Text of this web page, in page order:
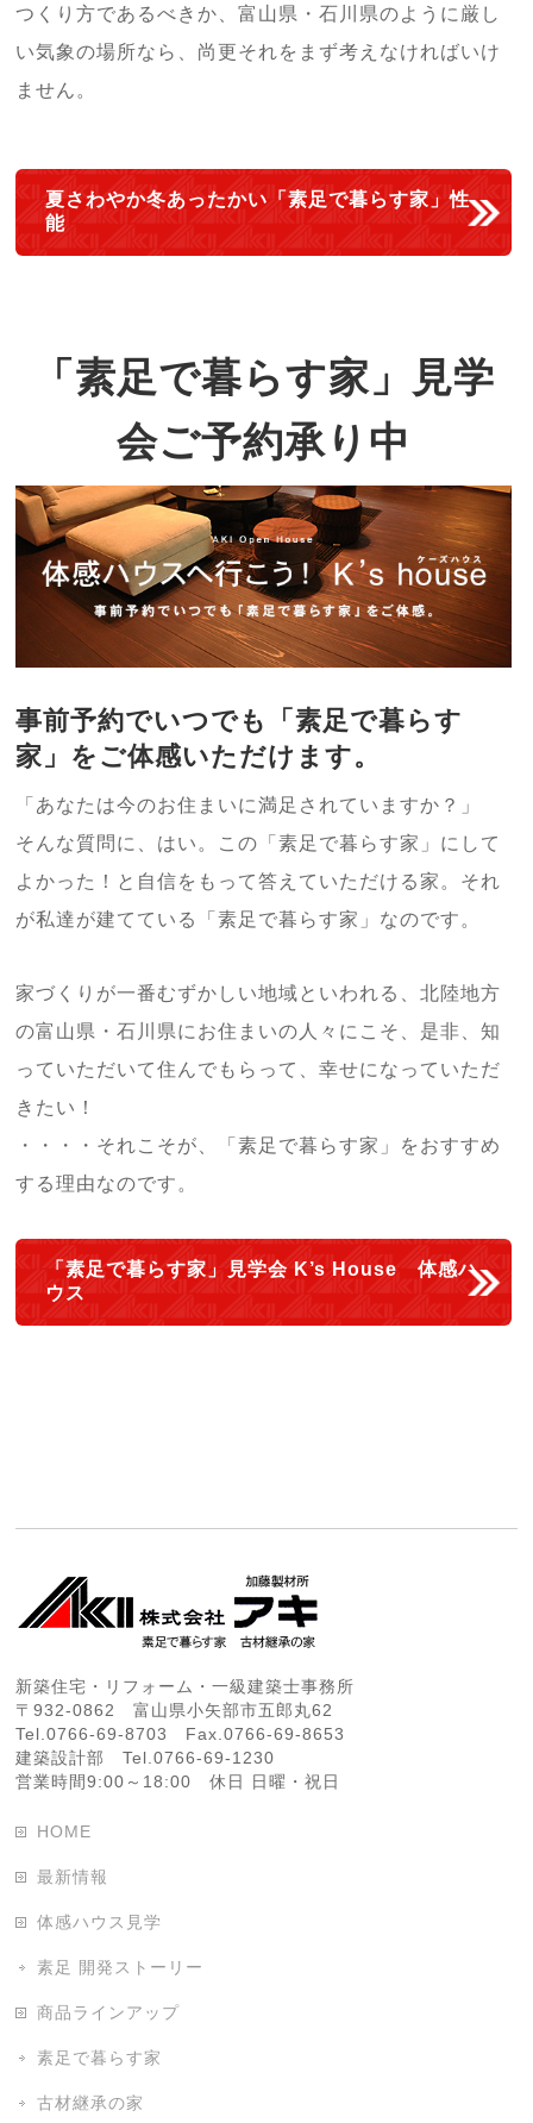
つくり方であるべきか、富山県・石川県のように厳し
い気象の場所なら、尚更それをまず考えなければいけ
ません。
夏さわやか冬あったかい「素足で暮らす家」性
能
「素足で暮らす家」見学
会ご予約承り中
事前予約でいつでも「素足で暮らす
家」をご体感いただけます。
「あなたは今のお住まいに満足されていますか？」
そんな質問に、はい。この「素足で暮らす家」にして
よかった！と自信をもって答えていただける家。それ
が私達が建てている「素足で暮らす家」なのです。
家づくりが一番むずかしい地域といわれる、北陸地方
の富山県・石川県にお住まいの人々にこそ、是非、知
っていただいて住んでもらって、幸せになっていただ
きたい！
・・・・それこそが、「素足で暮らす家」をおすすめ
する理由なのです。
「素足で暮らす家」見学会 K’s House 体感ハ
ウス
新築住宅・リフォーム・一級建築士事務所
〒932-0862 富山県小矢部市五郎丸62
Tel.0766-69-8703 Fax.0766-69-8653
建築設計部 Tel.0766-69-1230
営業時間9:00～18:00 休日 日曜・祝日
HOME
最新情報
体感ハウス見学
素足 開発ストーリー
商品ラインアップ
素足で暮らす家
古材継承の家